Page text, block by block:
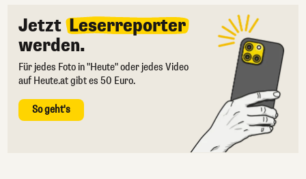
Jetzt Leserreporter
werden.
Für jedes Foto in "Heute" oder jedes Video
auf Heute.at gibt es 50 Euro.
So geht's